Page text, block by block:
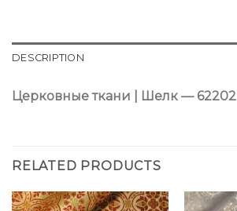
DESCRIPTION
Церковные ткани | Шелк — 62202
RELATED PRODUCTS